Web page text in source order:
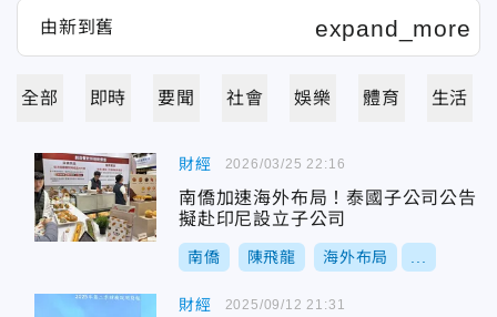
全部 即時 要聞 社會 娛樂 體育 生活
財經
南僑加速海外布局！泰國子公司公告
擬赴印尼設立子公司
南僑 陳飛龍 海外布局
2026/03/25 22:16
財經 2025/09/12 21:31